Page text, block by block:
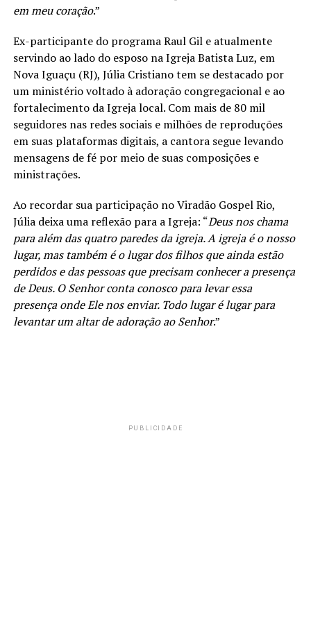
em meu coração.”
Ex-participante do programa Raul Gil e atualmente
servindo ao lado do esposo na Igreja Batista Luz, em
Nova Iguaçu (RJ), Júlia Cristiano tem se destacado por
um ministério voltado à adoração congregacional e ao
fortalecimento da Igreja local. Com mais de 80 mil
seguidores nas redes sociais e milhões de reproduções
em suas plataformas digitais, a cantora segue levando
mensagens de fé por meio de suas composições e
ministrações.
Ao recordar sua participação no Viradão Gospel Rio,
Júlia deixa uma reflexão para a Igreja: “Deus nos chama
para além das quatro paredes da igreja. A igreja é o nosso
lugar, mas também é o lugar dos filhos que ainda estão
perdidos e das pessoas que precisam conhecer a presença
de Deus. O Senhor conta conosco para levar essa
presença onde Ele nos enviar. Todo lugar é lugar para
levantar um altar de adoração ao Senhor.”
PUBLICIDADE